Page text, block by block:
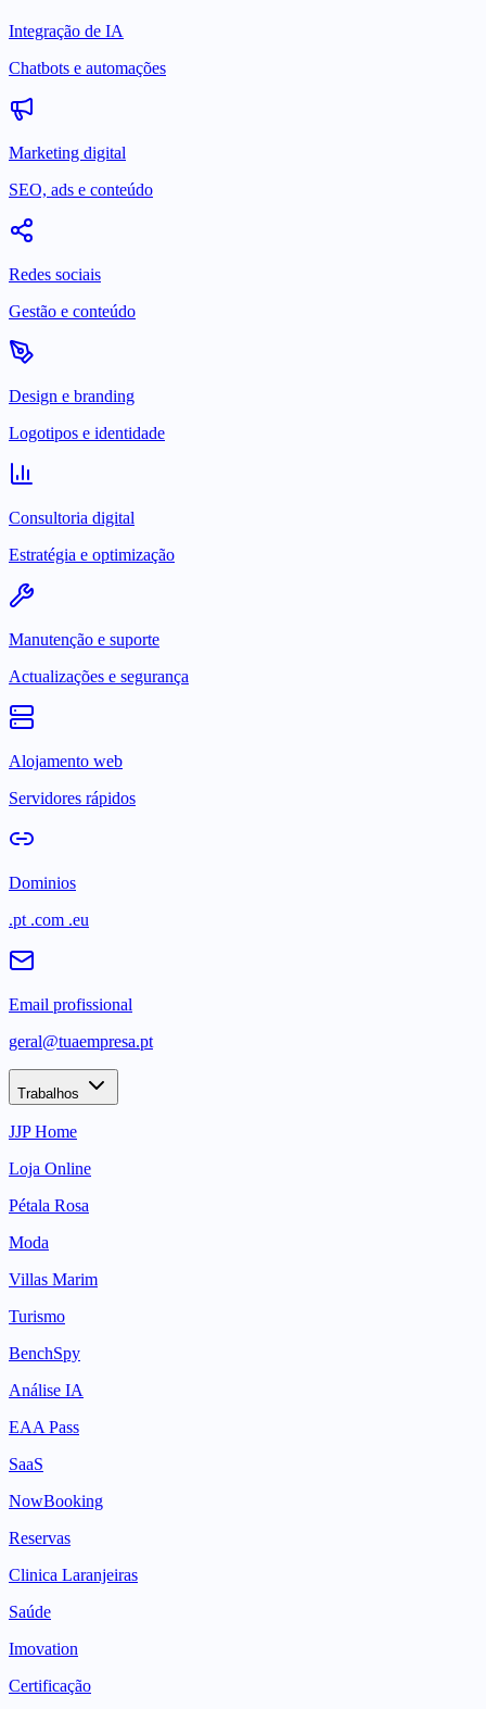
Integração de IA
Chatbots e automações
Marketing digital
SEO, ads e conteúdo
Redes sociais
Gestão e conteúdo
Design e branding
Logotipos e identidade
Consultoria digital
Estratégia e optimização
Manutenção e suporte
Actualizações e segurança
Alojamento web
Servidores rápidos
Dominios
.pt .com .eu
Email profissional
geral@tuaempresa.pt
Trabalhos
JJP Home
Loja Online
Pétala Rosa
Moda
Villas Marim
Turismo
BenchSpy
Análise IA
EAA Pass
SaaS
NowBooking
Reservas
Clinica Laranjeiras
Saúde
Imovation
Certificação